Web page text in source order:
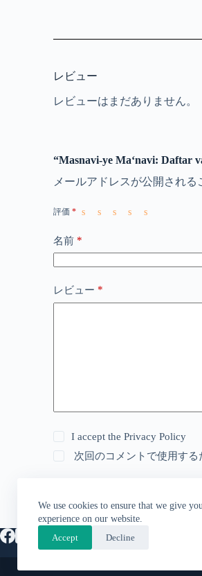
We use cookies to ensure that we give
experience on our website.
Accept
Decline
レビュー
レビューはまだありません。
“Masnavi-ye Ma‘navi: Daftar
メールアドレスが公開される
評価*
名前 *
レビュー *
I accept the Privacy Policy
次回のコメントで使用する